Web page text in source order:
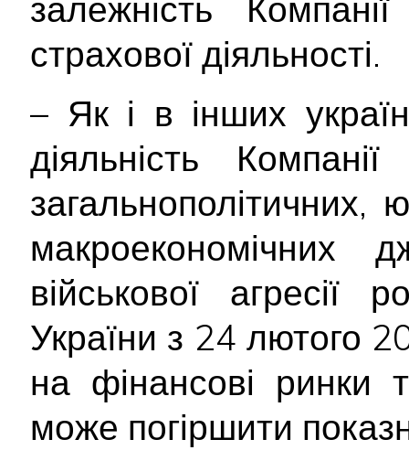
страхової діяльності.
– Як і в інших
діяльність
загальнополітичних,
макроекономічних
військової агресії
України з 24 лютого
на фінансові ринки
може погіршити